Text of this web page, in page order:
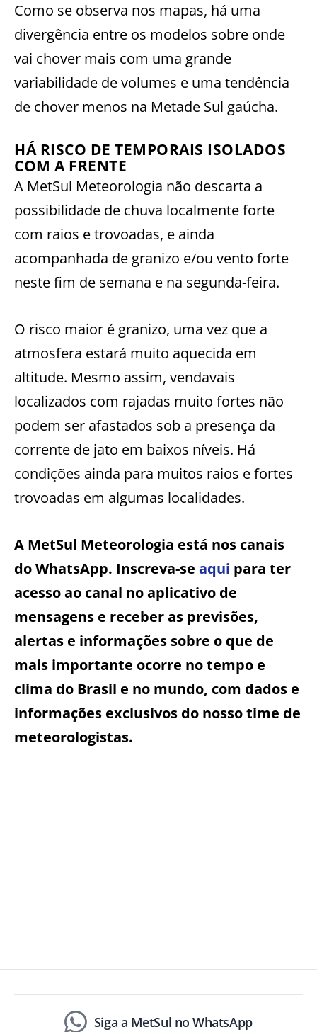
Como se observa nos mapas, há uma
divergência entre os modelos sobre onde
vai chover mais com uma grande
variabilidade de volumes e uma tendência
de chover menos na Metade Sul gaúcha.
HÁ RISCO DE TEMPORAIS ISOLADOS
COM A FRENTE
A MetSul Meteorologia não descarta a
possibilidade de chuva localmente forte
com raios e trovoadas, e ainda
acompanhada de granizo e/ou vento forte
neste fim de semana e na segunda-feira.
O risco maior é granizo, uma vez que a
atmosfera estará muito aquecida em
altitude. Mesmo assim, vendavais
localizados com rajadas muito fortes não
podem ser afastados sob a presença da
corrente de jato em baixos níveis. Há
condições ainda para muitos raios e fortes
trovoadas em algumas localidades.
A MetSul Meteorologia está nos canais
do WhatsApp. Inscreva-se aqui para ter
acesso ao canal no aplicativo de
mensagens e receber as previsões,
alertas e informações sobre o que de
mais importante ocorre no tempo e
clima do Brasil e no mundo, com dados e
informações exclusivos do nosso time de
meteorologistas.
Siga a MetSul no WhatsApp